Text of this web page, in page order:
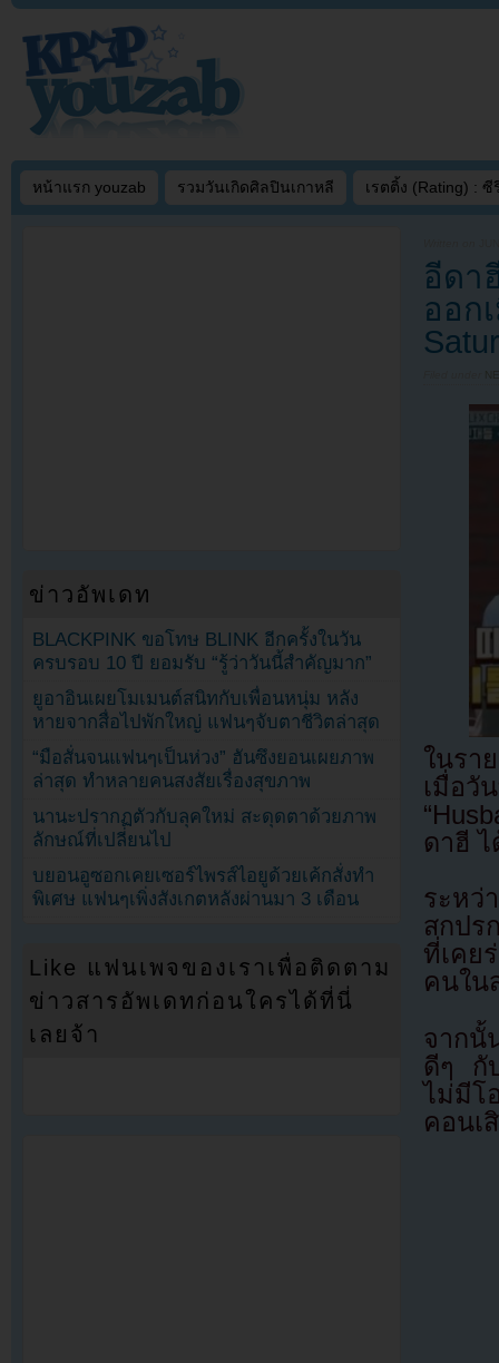
หน้าแรก youzab รวมวันเกิดศิลปินเกาหลี เรตติ้ง (Rating) : ซี
อีดา
ออก
ในรา
เมื่อ
ดาฮี
ระห
สกปร
ที่เคย
คนใน
จากนั้
ดีๆ กั
ไม่มีโ
คอนเ
ข่าวอัพเดท
BLACKPINK ขอโทษ BLINK อีกครั้งในวัน
ครบรอบ 10 ปี ยอมรับ “รู้ว่าวันนี้สำคัญมาก”
ยูอาอินเผยโมเมนต์สนิทกับเพื่อนหนุ่ม หลัง
หายจากสื่อไปพักใหญ่ แฟนๆจับตาชีวิตล่าสุด
“มือสั่นจนแฟนๆเป็นห่วง” ฮันซึงยอนเผยภาพ
ล่าสุด ทำหลายคนสงสัยเรื่องสุขภาพ
นานะปรากฏตัวกับลุคใหม่ สะดุดตาด้วยภาพ
ลักษณ์ที่เปลี่ยนไป
บยอนอูซอกเคยเซอร์ไพรส์ไอยูด้วยเค้กสั่งทำ
พิเศษ แฟนๆเพิ่งสังเกตหลังผ่านมา 3 เดือน
Like แฟนเพจของเราเพื่อติดตาม
ข่าวสารอัพเดทก่อนใครได้ที่นี่
เลยจ้า